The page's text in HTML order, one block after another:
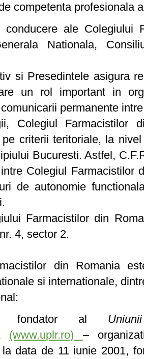
competenta profesionala
conducere ale Colegiului
Nationala,
si Presedintele asigura
un rol important in
permanente
Colegiul Farmacistilor
criterii teritoriale, la
Bucuresti. Astfel,
Colegiul Farmacistilor
de autonomie
Farmacistilor din
4, sector 2.
din Romania
si internationale,
fondator al
(www.uplr.ro) –
data de 11 iunie 2001,